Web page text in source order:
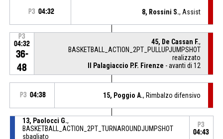
P3 04:32 8, Rossini S., Assist
P3
04:32
36-
48
45, De Cassan F.,
BASKETBALL_ACTION_2PT_PULLUPJUMPSHOT
realizzato
Il Palagiaccio P.F. Firenze - avanti di 12
P3 04:38 15, Poggio A., Rimbalzo difensivo
13, Paolocci G.,
BASKETBALL_ACTION_2PT_TURNAROUNDJUMPSHOT
sbagliato
P3
04:43